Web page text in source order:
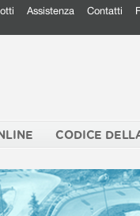
Assistenza Contatti
CODICE